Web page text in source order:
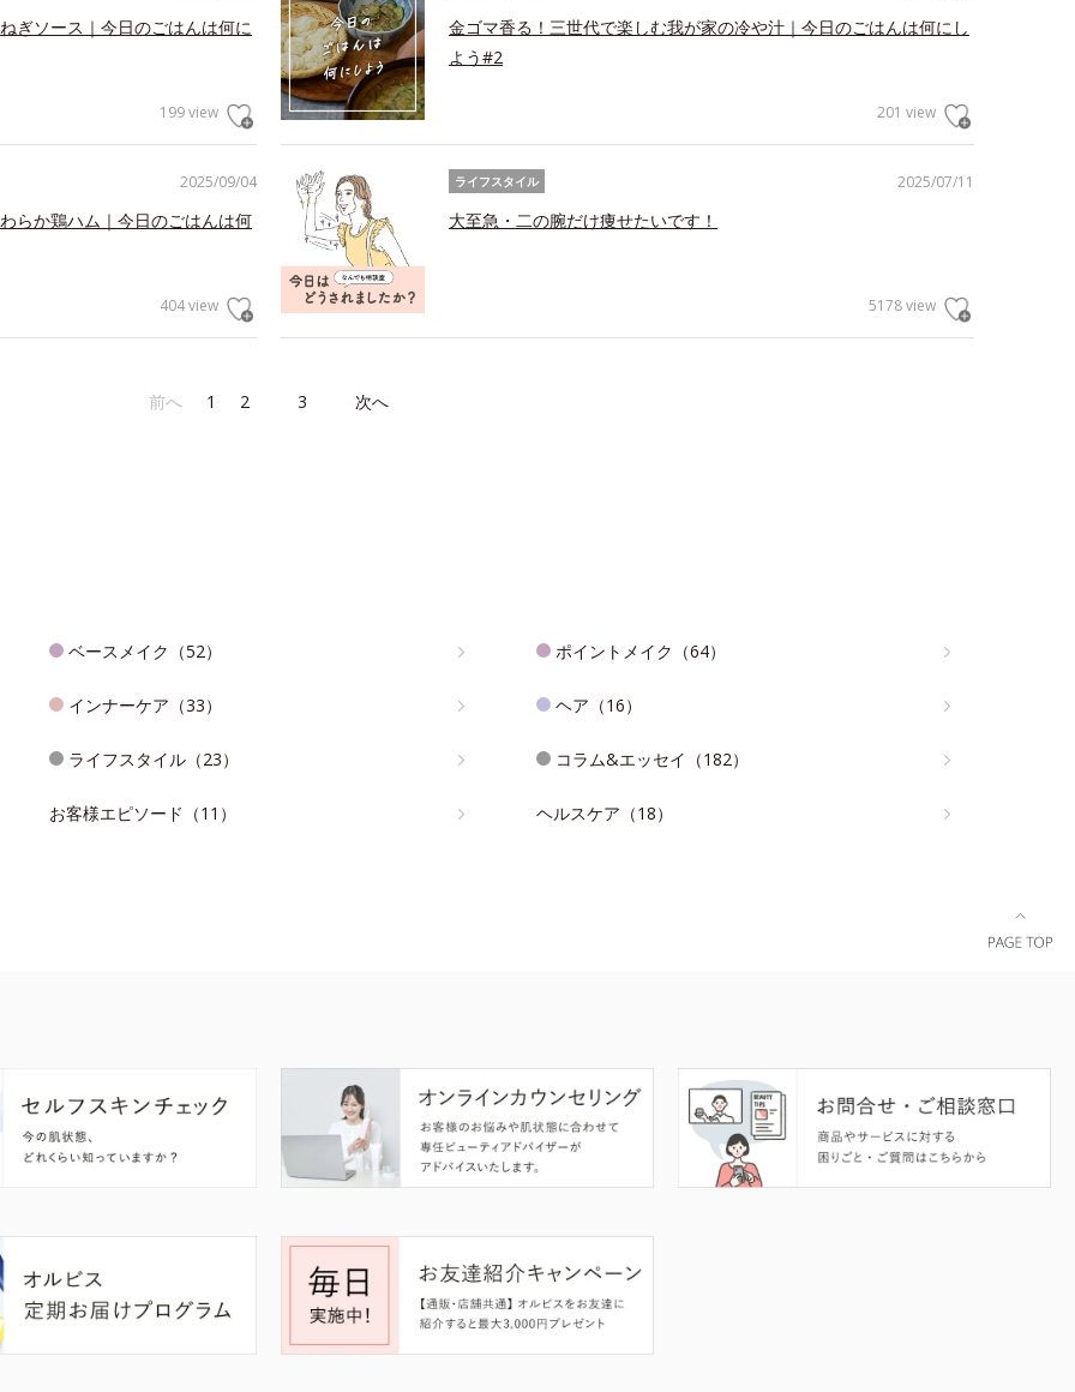
ぎソース｜今日のごはんは何に
199 view
金ゴマ香る！三世代で楽しむ我が家の冷や汁｜今日のごはんは何にし
よう#2
201 view
2025/09/04
らか鶏ハム｜今日のごはんは何
404 view
2025/07/11
ライフスタイル
大至急・二の腕だけ痩せたいです！
5178 view
前へ 1 2 3 次へ
ベースメイク（52） ポイントメイク（64）
インナーケア（33） ヘア（16）
ライフスタイル（23） コラム&エッセイ（182）
お客様エピソード（11） ヘルスケア（18）